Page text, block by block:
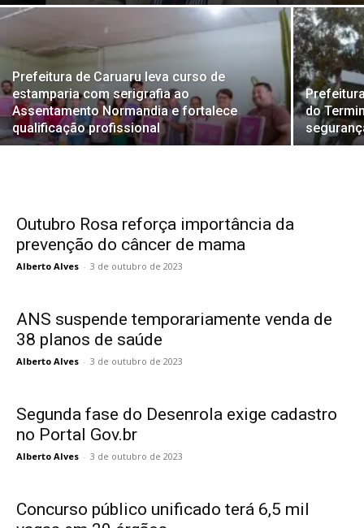
Prefeitura de Caruaru leva curso de
estamparia com serigrafia ao
Assentamento Normandia e fortalece
qualificação profissional
do
Outubro Rosa reforça importância da
prevenção do câncer de mama
Alberto Alves - 3 de outubro de 2023
ANS suspende temporariamente venda de
38 planos de saúde
Alberto Alves - 3 de outubro de 2023
Segunda fase do Desenrola exige cadastro
no Portal Gov.br
Alberto Alves - 3 de outubro de 2023
Concurso público unificado terá 6,5 mil